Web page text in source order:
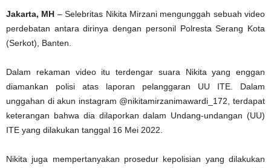
Jakarta, MH – Selebritas Nikita Mirzani mengunggah sebuah video
perdebatan antara dirinya dengan personil Polresta Serang Kota
(Serkot), Banten.
Dalam rekaman video itu terdengar suara Nikita yang enggan
diamankan polisi atas laporan pelanggaran UU ITE. Dalam
unggahan di akun instagram @nikitamirzanimawardi_172, terdapat
keterangan bahwa dia dilaporkan dalam Undang-undangan (UU)
ITE yang dilakukan tanggal 16 Mei 2022.
Nikita juga mempertanyakan prosedur kepolisian yang dilakukan